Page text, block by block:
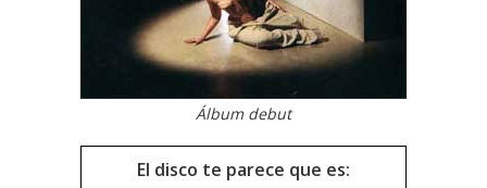
Álbum debut
El disco te parece que es: